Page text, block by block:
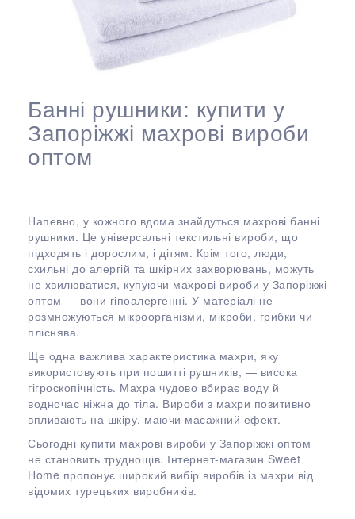
Банні рушники: купити у
Запоріжжі махрові вироби
оптом
Напевно, у кожного вдома знайдуться махрові банні
рушники. Це універсальні текстильні вироби, що
підходять і дорослим, і дітям. Крім того, люди,
схильні до алергій та шкірних захворювань, можуть
не хвилюватися, купуючи махрові вироби у Запоріжжі
оптом — вони гіпоалергенні. У матеріалі не
розмножуються мікроорганізми, мікроби, грибки чи
пліснява.
Ще одна важлива характеристика махри, яку
використовують при пошитті рушників, — висока
гігроскопічність. Махра чудово вбирає воду й
водночас ніжна до тіла. Вироби з махри позитивно
впливають на шкіру, маючи масажний ефект.
Сьогодні купити махрові вироби у Запоріжжі оптом
не становить труднощів. Інтернет-магазин Sweet
Home пропонує широкий вибір виробів із махри від
відомих турецьких виробників.